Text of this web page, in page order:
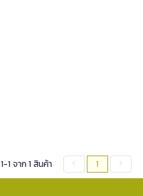
1-1 จาก 1 สินค้า 1